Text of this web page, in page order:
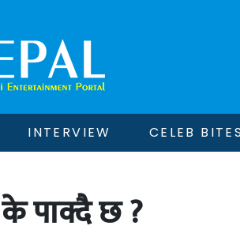
INTERVIEW CELEB BITES
पाक्दै छ ?